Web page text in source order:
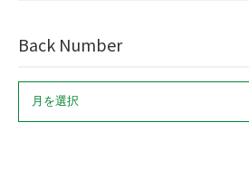
Back Number
ア
イ